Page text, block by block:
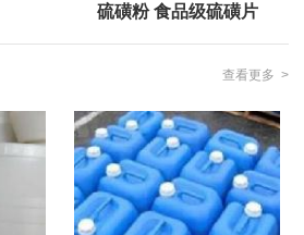
硫磺粉 食品级硫磺片
查看更多 >